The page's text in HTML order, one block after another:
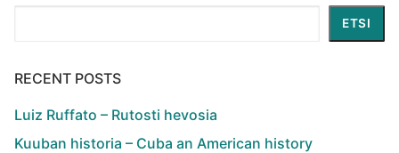
ETSI
RECENT POSTS
Luiz Ruffato – Rutosti hevosia
Kuuban historia – Cuba an American history